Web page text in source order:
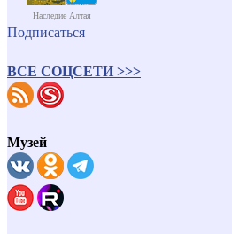
Наследие Алтая
Подписаться
ВСЕ СОЦСЕТИ >>>
Музей